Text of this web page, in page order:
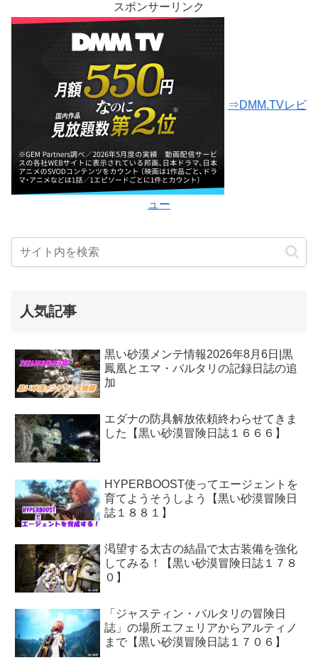
スポンサーリンク
⇒DMM.TVレビ
ュー
人気記事
黒い砂漠メンテ情報2026年8月6日|黒
鳳凰とエマ・バルタリの記録日誌の追
加
エダナの防具解放依頼終わらせてきま
した【黒い砂漠冒険日誌１６６６】
HYPERBOOST使ってエージェントを
育てようそうしよう【黒い砂漠冒険日
誌１８８１】
渇望する太古の結晶で太古装備を強化
してみる！【黒い砂漠冒険日誌１７８
０】
「ジャスティン・バルタリの冒険日
誌」の場所エフェリアからアルティノ
まで【黒い砂漠冒険日誌１７０６】